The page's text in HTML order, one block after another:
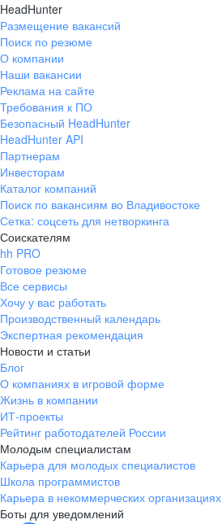
HeadHunter
Размещение вакансий
Поиск по резюме
О компании
Наши вакансии
Реклама на сайте
Требования к ПО
Безопасный HeadHunter
HeadHunter API
Партнерам
Инвесторам
Каталог компаний
Поиск по вакансиям во Владивостоке
Сетка: соцсеть для нетворкинга
Соискателям
hh PRO
Готовое резюме
Все сервисы
Хочу у вас работать
Производственный календарь
Экспертная рекомендация
Новости и статьи
Блог
О компаниях в игровой форме
Жизнь в компании
ИТ-проекты
Рейтинг работодателей России
Молодым специалистам
Карьера для молодых специалистов
Школа программистов
Карьера в некоммерческих организациях
Боты для уведомлений